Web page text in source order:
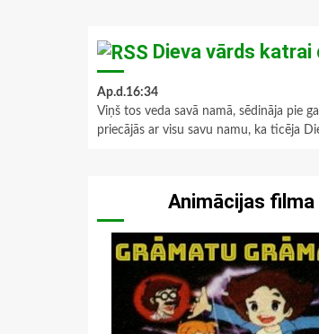
Dieva vārds katrai
Ap.d.16:34
Viņš tos veda savā namā, sēdināja pie
priecājās ar visu savu namu, ka ticēja
Animācijas filma